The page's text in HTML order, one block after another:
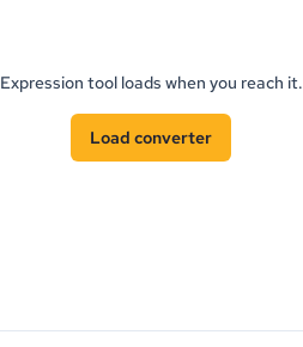
Expression tool loads when you reach it.
Load converter